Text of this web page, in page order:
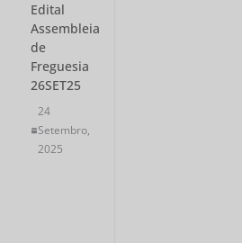
Edital
Assembleia
de
Freguesia
26SET25
24
Setembro,
2025